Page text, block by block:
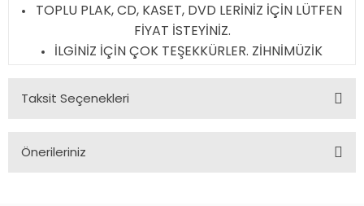
TOPLU PLAK, CD, KASET, DVD LERİNİZ İÇİN LÜTFEN
FİYAT İSTEYİNİZ.
İLGİNİZ İÇİN ÇOK TEŞEKKÜRLER. ZİHNİMÜZİK
Taksit Seçenekleri
Önerileriniz